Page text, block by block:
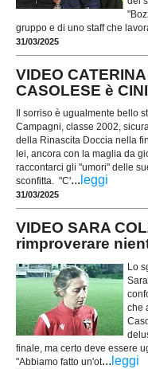
gruppo e di uno staff che
31/03/2025
VIDEO
CASOLESE è
Il sorriso è ugualmente bello
Campagni, classe 2002,
della Rinascita Doccia nella
lei, ancora con la maglia da
raccontarci gli "umori" delle
sconfitta. "C'... leggi
31/03/2025
VIDEO SARA
rimproverare
Lo
che
finale, ma certo deve essere
"Abbiamo fatto un'ot... leggi